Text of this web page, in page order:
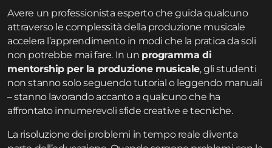
Avere un professionista esperto che guida qualcuno
attraverso le complessità della produzione musicale
accelera l’apprendimento in modi che la pratica da soli
non potrebbe mai fare. In un programma di
mentorship per la produzione musicale, gli studenti
non stanno solo seguendo tutorial o leggendo manuali
– stanno lavorando accanto a qualcuno che ha
affrontato innumerevoli sfide creative e tecniche.
La risoluzione dei problemi in tempo reale diventa